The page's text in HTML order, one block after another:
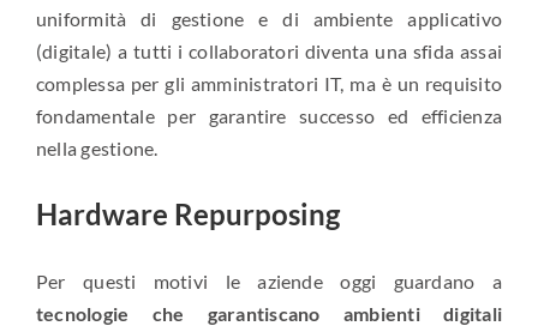
uniformità di gestione e di ambiente applicativo
(digitale) a tutti i collaboratori diventa una sfida assai
complessa per gli amministratori IT, ma è un requisito
fondamentale per garantire successo ed efficienza
nella gestione.
Hardware Repurposing
Per questi motivi le aziende oggi guardano a
tecnologie che garantiscano ambienti digitali